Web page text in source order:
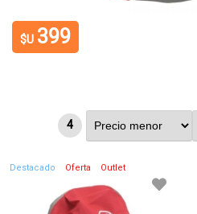
$U399
4
Destacado Oferta Outlet